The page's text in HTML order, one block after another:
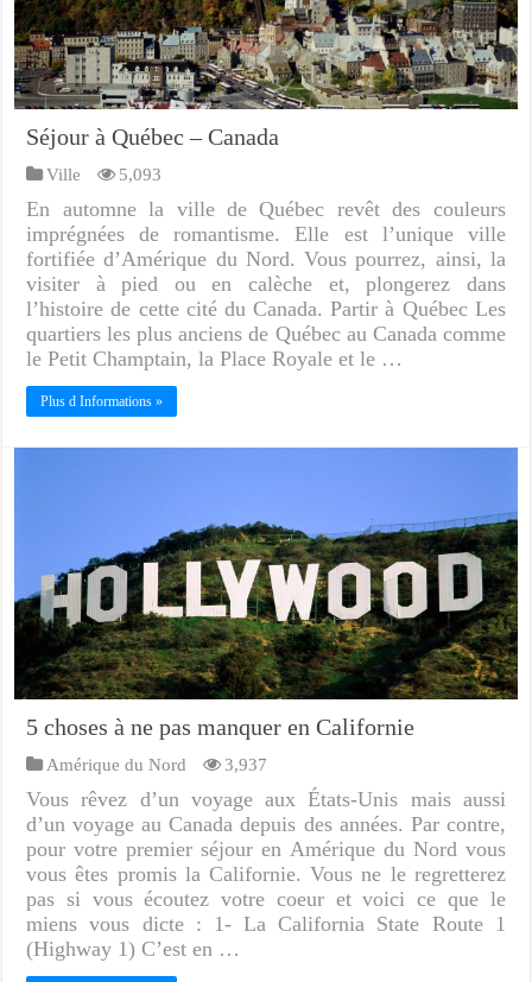
Séjour à Québec – Canada
Ville 5,093
En automne la ville de Québec revêt des couleurs
imprégnées de romantisme. Elle est l’unique ville
fortifiée d’Amérique du Nord. Vous pourrez, ainsi, la
visiter à pied ou en calèche et, plongerez dans
l’histoire de cette cité du Canada. Partir à Québec Les
quartiers les plus anciens de Québec au Canada comme
le Petit Champtain, la Place Royale et le …
Plus d Informations »
5 choses à ne pas manquer en Californie
Amérique du Nord 3,937
Vous rêvez d’un voyage aux États-Unis mais aussi
d’un voyage au Canada depuis des années. Par contre,
pour votre premier séjour en Amérique du Nord vous
vous êtes promis la Californie. Vous ne le regretterez
pas si vous écoutez votre coeur et voici ce que le
miens vous dicte : 1- La California State Route 1
(Highway 1) C’est en …